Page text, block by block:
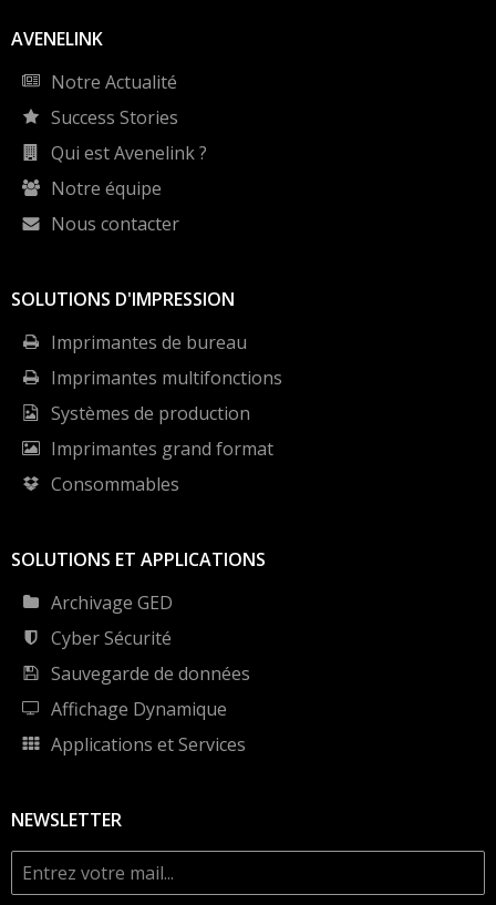
AVENELINK
Notre Actualité
Success Stories
Qui est Avenelink ?
Notre équipe
Nous contacter
SOLUTIONS D'IMPRESSION
Imprimantes de bureau
Imprimantes multifonctions
Systèmes de production
Imprimantes grand format
Consommables
SOLUTIONS ET APPLICATIONS
Archivage GED
Cyber Sécurité
Sauvegarde de données
Affichage Dynamique
Applications et Services
NEWSLETTER